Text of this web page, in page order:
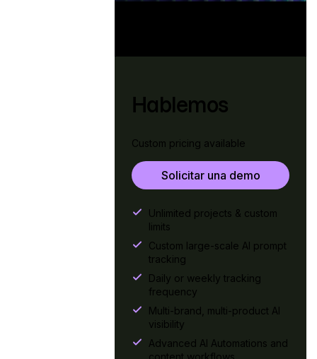
Hablemos
Custom pricing available
Solicitar una demo
Unlimited projects & custom
limits
Custom large-scale AI prompt
tracking
Daily or weekly tracking
frequency
Multi-brand, multi-product AI
visibility
Advanced AI Automations and